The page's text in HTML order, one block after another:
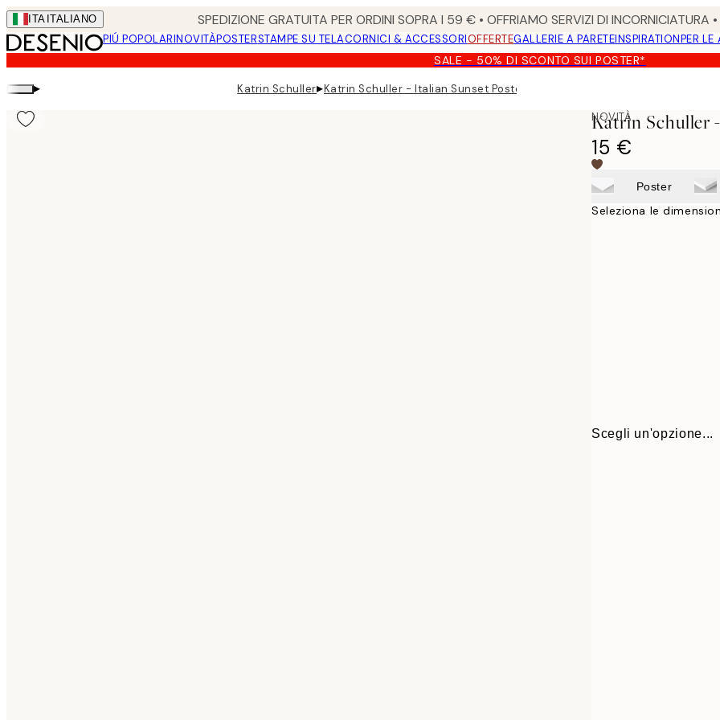
Skip
to
main
content.
ITA ITALIANO SPEDIZIONE GRATUITA PER ORDINI SOPRA I 59 € • OFFRIAMO SERVIZI DI
PIÚ POPOLARINOVITÀPOSTERSTAMPE SU TELACORNICI & ACCESSORIOFFERTEGALLERIE A PARETEINSPIRATIONPER LE
SALE - 50% DI SCONTO SUI POSTER*
▸ Katrin Schuller▸Katrin Schuller - Italian Sunset Poster
NOVITÀ
Katrin Schuller
15 €
Poster
Seleziona le
Scegli un'opzione...